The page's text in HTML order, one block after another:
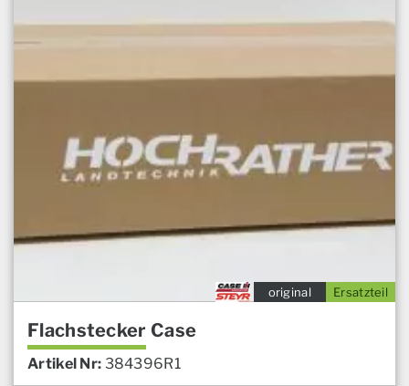
Ersatzteil
original
Flachstecker Case
Artikel Nr: 384396R1